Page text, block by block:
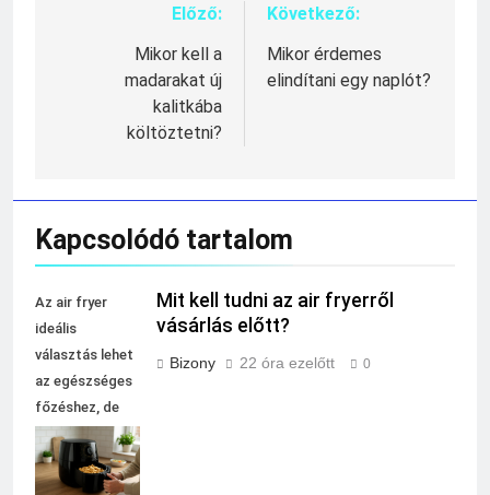
Bejegyzés
navigáció
Előző:
Mikor kell a
madarakat új
kalitkába
költöztetni?
Következő:
Mikor érdemes
elindítani egy naplót?
Kapcsolódó tartalom
Az air fryer
ideális
választás lehet
az egészséges
főzéshez, de
fontos tudni,
milyen
funkciókat
Mit kell tudni az air fryerről
vásárlás előtt?
Bizony 22 óra ezelőtt 0